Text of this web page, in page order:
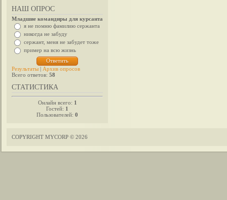
НАШ ОПРОС
Младшие командиры для курсанта
я не помню фамилию сержанта
никогда не забуду
сержант, меня не забудет тоже
пример на всю жизнь
Результаты | Архив опросов
Всего ответов: 58
СТАТИСТИКА
Онлайн всего: 1
Гостей: 1
Пользователей: 0
COPYRIGHT MYCORP © 2026